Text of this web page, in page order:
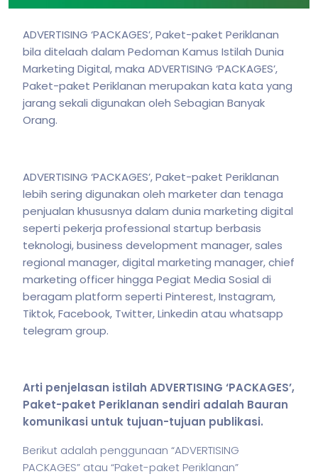
ADVERTISING ‘PACKAGES’, Paket-paket Periklanan
bila ditelaah dalam Pedoman Kamus Istilah Dunia
Marketing Digital, maka ADVERTISING ‘PACKAGES’,
Paket-paket Periklanan merupakan kata kata yang
jarang sekali digunakan oleh Sebagian Banyak
Orang.
ADVERTISING ‘PACKAGES’, Paket-paket Periklanan
lebih sering digunakan oleh marketer dan tenaga
penjualan khususnya dalam dunia marketing digital
seperti pekerja professional startup berbasis
teknologi, business development manager, sales
regional manager, digital marketing manager, chief
marketing officer hingga Pegiat Media Sosial di
beragam platform seperti Pinterest, Instagram,
Tiktok, Facebook, Twitter, Linkedin atau whatsapp
telegram group.
Arti penjelasan istilah ADVERTISING ‘PACKAGES’,
Paket-paket Periklanan sendiri adalah Bauran
komunikasi untuk tujuan-tujuan publikasi.
Berikut adalah penggunaan “ADVERTISING
PACKAGES” atau “Paket-paket Periklanan”